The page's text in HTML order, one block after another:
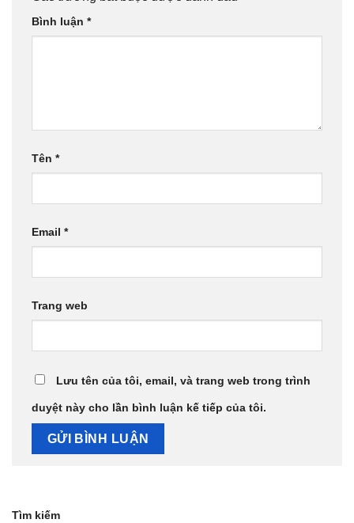
Bình luận *
Tên *
Email *
Trang web
Lưu tên của tôi, email, và trang web trong trình
duyệt này cho lần bình luận kế tiếp của tôi.
Tìm kiếm